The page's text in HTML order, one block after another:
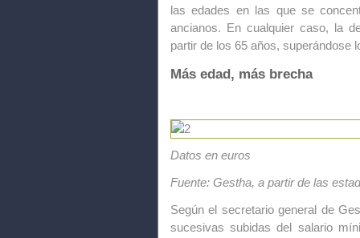
las edades en las que se
ancianos. En cualquier caso, la
partir de los 65 años, superándose
Más edad, más brecha
Datos en euros
Fuente: Gestha, a partir de las
Según el secretario general de
sucesivas subidas del salario